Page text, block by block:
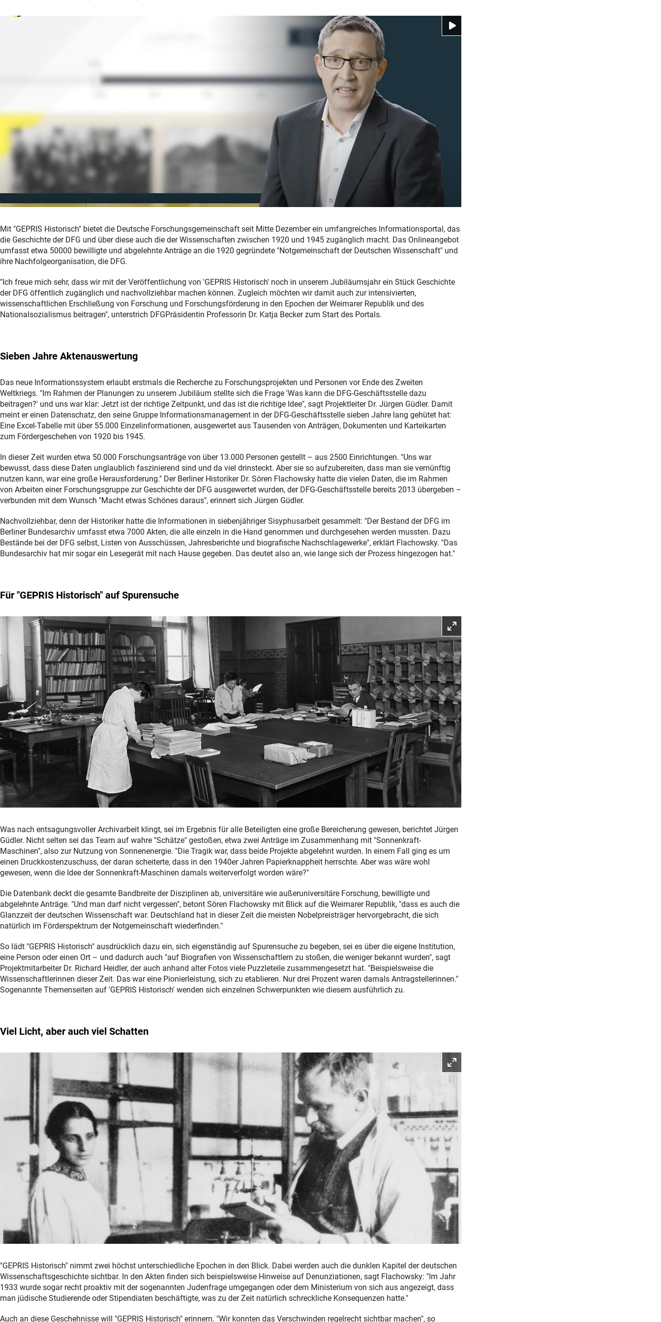
Mit "GEPRIS Historisch" bietet die Deutsche Forschungsgemeinschaft seit Mitte Dezember ein umfangreiches Informationsportal, das
die Geschichte der DFG und über diese auch die der Wissenschaften zwischen 1920 und 1945 zugänglich macht. Das Onlineangebot
umfasst etwa 50000 bewilligte und abgelehnte Anträge an die 1920 gegründete "Notgemeinschaft der Deutschen Wissenschaft" und
ihre Nachfolgeorganisation, die DFG.
"Ich freue mich sehr, dass wir mit der Veröffentlichung von 'GEPRIS Historisch' noch in unserem Jubiläumsjahr ein Stück Geschichte
der DFG öffentlich zugänglich und nachvollziehbar machen können. Zugleich möchten wir damit auch zur intensivierten,
wissenschaftlichen Erschließung von Forschung und Forschungsförderung in den Epochen der Weimarer Republik und des
Nationalsozialismus beitragen", unterstrich DFGPräsidentin Professorin Dr. Katja Becker zum Start des Portals.
Sieben Jahre Aktenauswertung
Das neue Informationssystem erlaubt erstmals die Recherche zu Forschungsprojekten und Personen vor Ende des Zweiten
Weltkriegs. "Im Rahmen der Planungen zu unserem Jubiläum stellte sich die Frage 'Was kann die DFG-Geschäftsstelle dazu
beitragen?' und uns war klar: Jetzt ist der richtige Zeitpunkt, und das ist die richtige Idee", sagt Projektleiter Dr. Jürgen Güdler. Damit
meint er einen Datenschatz, den seine Gruppe Informationsmanagement in der DFG-Geschäftsstelle sieben Jahre lang gehütet hat:
Eine Excel-Tabelle mit über 55.000 Einzelinformationen, ausgewertet aus Tausenden von Anträgen, Dokumenten und Karteikarten
zum Fördergeschehen von 1920 bis 1945.
In dieser Zeit wurden etwa 50.000 Forschungsanträge von über 13.000 Personen gestellt – aus 2500 Einrichtungen. "Uns war
bewusst, dass diese Daten unglaublich faszinierend sind und da viel drinsteckt. Aber sie so aufzubereiten, dass man sie vernünftig
nutzen kann, war eine große Herausforderung." Der Berliner Historiker Dr. Sören Flachowsky hatte die vielen Daten, die im Rahmen
von Arbeiten einer Forschungsgruppe zur Geschichte der DFG ausgewertet wurden, der DFG-Geschäftsstelle bereits 2013 übergeben –
verbunden mit dem Wunsch "Macht etwas Schönes daraus", erinnert sich Jürgen Güdler.
Nachvollziehbar, denn der Historiker hatte die Informationen in siebenjähriger Sisyphusarbeit gesammelt: "Der Bestand der DFG im
Berliner Bundesarchiv umfasst etwa 7000 Akten, die alle einzeln in die Hand genommen und durchgesehen werden mussten. Dazu
Bestände bei der DFG selbst, Listen von Ausschüssen, Jahresberichte und biografische Nachschlagewerke", erklärt Flachowsky. "Das
Bundesarchiv hat mir sogar ein Lesegerät mit nach Hause gegeben. Das deutet also an, wie lange sich der Prozess hingezogen hat."
Für "GEPRIS Historisch" auf Spurensuche
Was nach entsagungsvoller Archivarbeit klingt, sei im Ergebnis für alle Beteiligten eine große Bereicherung gewesen, berichtet Jürgen
Güdler. Nicht selten sei das Team auf wahre "Schätze" gestoßen, etwa zwei Anträge im Zusammenhang mit "Sonnenkraft-
Maschinen", also zur Nutzung von Sonnenenergie. "Die Tragik war, dass beide Projekte abgelehnt wurden. In einem Fall ging es um
einen Druckkostenzuschuss, der daran scheiterte, dass in den 1940er Jahren Papierknappheit herrschte. Aber was wäre wohl
gewesen, wenn die Idee der Sonnenkraft-Maschinen damals weiterverfolgt worden wäre?"
Die Datenbank deckt die gesamte Bandbreite der Disziplinen ab, universitäre wie außeruniversitäre Forschung, bewilligte und
abgelehnte Anträge. "Und man darf nicht vergessen", betont Sören Flachowsky mit Blick auf die Weimarer Republik, "dass es auch die
Glanzzeit der deutschen Wissenschaft war. Deutschland hat in dieser Zeit die meisten Nobelpreisträger hervorgebracht, die sich
natürlich im Förderspektrum der Notgemeinschaft wiederfinden."
So lädt "GEPRIS Historisch" ausdrücklich dazu ein, sich eigenständig auf Spurensuche zu begeben, sei es über die eigene Institution,
eine Person oder einen Ort – und dadurch auch "auf Biografien von Wissenschaftlern zu stoßen, die weniger bekannt wurden", sagt
Projektmitarbeiter Dr. Richard Heidler, der auch anhand alter Fotos viele Puzzleteile zusammengesetzt hat. "Beispielsweise die
Wissenschaftlerinnen dieser Zeit. Das war eine Pionierleistung, sich zu etablieren. Nur drei Prozent waren damals Antragstellerinnen."
Sogenannte Themenseiten auf 'GEPRIS Historisch' wenden sich einzelnen Schwerpunkten wie diesem ausführlich zu.
Viel Licht, aber auch viel Schatten
"GEPRIS Historisch" nimmt zwei höchst unterschiedliche Epochen in den Blick. Dabei werden auch die dunklen Kapitel der deutschen
Wissenschaftsgeschichte sichtbar. In den Akten finden sich beispielsweise Hinweise auf Denunziationen, sagt Flachowsky: "Im Jahr
1933 wurde sogar recht proaktiv mit der sogenannten Judenfrage umgegangen oder dem Ministerium von sich aus angezeigt, dass
man jüdische Studierende oder Stipendiaten beschäftigte, was zu der Zeit natürlich schreckliche Konsequenzen hatte."
Auch an diese Geschehnisse will "GEPRIS Historisch" erinnern. "Wir konnten das Verschwinden regelrecht sichtbar machen", so